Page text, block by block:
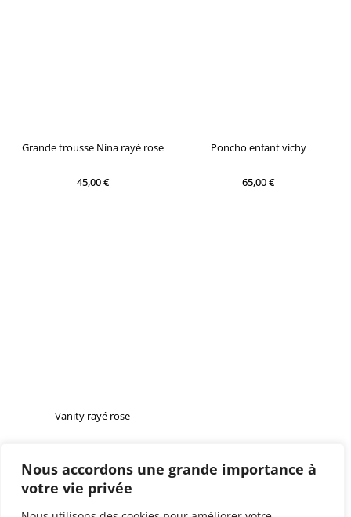
Nous accordons une grande importance à
votre vie privée
Grande trousse Nina rayé rose
45,00€
Poncho enfant vichy
65,00€
Vanity rayé rose